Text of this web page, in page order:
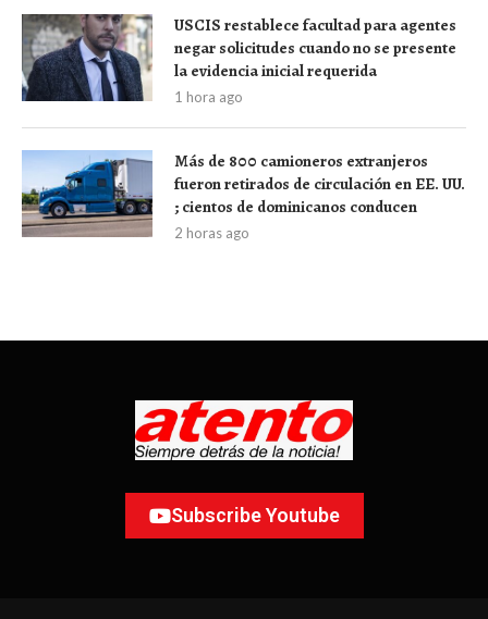
USCIS restablece facultad para agentes
negar solicitudes cuando no se presente
la evidencia inicial requerida
1 hora ago
Más de 800 camioneros extranjeros
fueron retirados de circulación en EE. UU.
; cientos de dominicanos conducen
2 horas ago
Subscribe Youtube